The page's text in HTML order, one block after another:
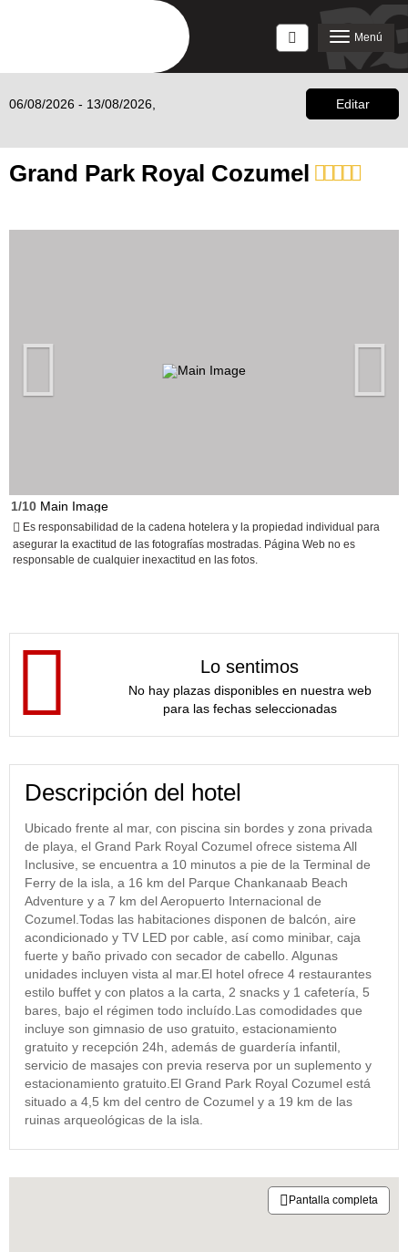
Acceso Menú
06/08/2026 - 13/08/2026, Editar
Grand Park Royal Cozumel
1/10 Main Image
Es responsabilidad de la cadena hotelera y la propiedad individual para
asegurar la exactitud de las fotografías mostradas. Página Web no es
responsable de cualquier inexactitud en las fotos.
Lo sentimos
No hay plazas disponibles en nuestra web
para las fechas seleccionadas
Descripción del hotel
Ubicado frente al mar, con piscina sin bordes y zona privada
de playa, el Grand Park Royal Cozumel ofrece sistema All
Inclusive, se encuentra a 10 minutos a pie de la Terminal de
Ferry de la isla, a 16 km del Parque Chankanaab Beach
Adventure y a 7 km del Aeropuerto Internacional de
Cozumel.Todas las habitaciones disponen de balcón, aire
acondicionado y TV LED por cable, así como minibar, caja
fuerte y baño privado con secador de cabello. Algunas
unidades incluyen vista al mar.El hotel ofrece 4 restaurantes
estilo buffet y con platos a la carta, 2 snacks y 1 cafetería, 5
bares, bajo el régimen todo incluído.Las comodidades que
incluye son gimnasio de uso gratuito, estacionamiento
gratuito y recepción 24h, además de guardería infantil,
servicio de masajes con previa reserva por un suplemento y
estacionamiento gratuito.El Grand Park Royal Cozumel está
situado a 4,5 km del centro de Cozumel y a 19 km de las
ruinas arqueológicas de la isla.
Pantalla completa